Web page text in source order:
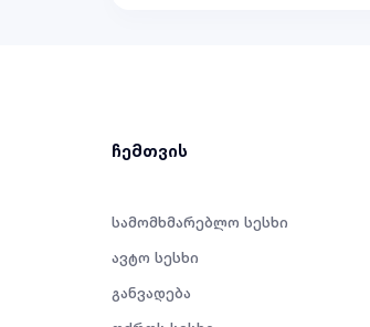
ჩემთვის
სამომხმარებლო სესხი
ავტო სესხი
განვადება